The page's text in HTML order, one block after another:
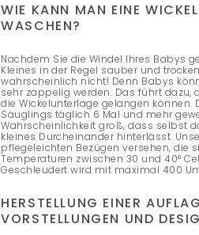
WIE KANN MAN EINE
WASCHEN?
Nachdem Sie die Windel Ihres Babys
Kleines in der Regel sauber und
wahrscheinlich nicht! Denn Babys
sehr zappelig werden. Das führt dazu,
die Wickelunterlage gelangen können.
Säuglings täglich 6 Mal und mehr
Wahrscheinlichkeit groß, dass selbst
kleines Durcheinander hinterlässt.
pflegeleichten Bezügen versehen, die
Temperaturen zwischen 30 und 40°
Geschleudert wird mit maximal 400
HERSTELLUNG EINER
VORSTELLUNGEN UND